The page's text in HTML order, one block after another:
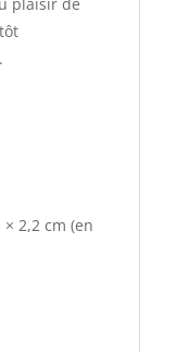
2,2 cm (en